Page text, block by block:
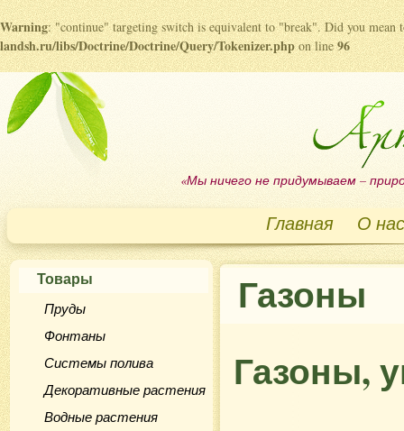
Warning: "continue" targeting switch is equivalent to "break". Did you mean
landsh.ru/libs/Doctrine/Doctrine/Query/Tokenizer.phpon line96
«Мы ничего не придумываем –
Главная О нас
Товары
Пруды
Фонтаны
Системы полива
Декоративные растения
Водные растения
Газоны
Газоны,